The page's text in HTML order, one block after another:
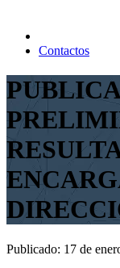
Contactos
Publicado: 17 de